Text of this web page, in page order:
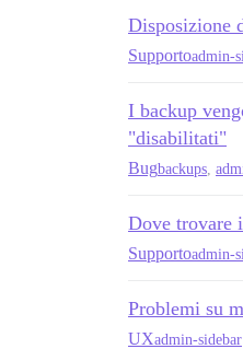
Disposizione
Supportoadmin-
I backup
"disabilitati"
Bugbackups
Dove trovare
Supportoadmin-
Problemi su
UXadmin-sidebar